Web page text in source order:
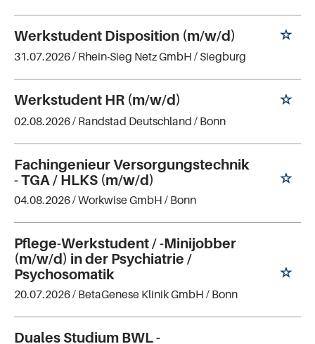
Werkstudent Disposition (m/w/d)
31.07.2026 / Rhein-Sieg Netz GmbH / Siegburg
Werkstudent HR (m/w/d)
02.08.2026 / Randstad Deutschland / Bonn
Fachingenieur Versorgungstechnik
- TGA / HLKS (m/w/d)
04.08.2026 /Workwise GmbH / Bonn
Pflege-Werkstudent / -Minijobber
(m/w/d) in der Psychiatrie /
Psychosomatik
20.07.2026 / BetaGenese Klinik GmbH / Bonn
Duales Studium BWL -